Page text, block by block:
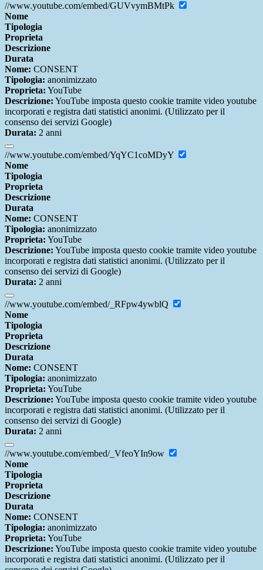
//www.youtube.com/embed/GUVvymBMtPk
Nome
Tipologia
Proprieta
Descrizione
Durata
Nome: CONSENT
Tipologia: anonimizzato
Proprieta: YouTube
Descrizione: YouTube imposta questo cookie tramite video youtube
incorporati e registra dati statistici anonimi. (Utilizzato per il
consenso dei servizi Google)
Durata: 2 anni
//www.youtube.com/embed/YqYC1coMDyY
Nome
Tipologia
Proprieta
Descrizione
Durata
Nome: CONSENT
Tipologia: anonimizzato
Proprieta: YouTube
Descrizione: YouTube imposta questo cookie tramite video youtube
incorporati e registra dati statistici anonimi. (Utilizzato per il
consenso dei servizi di Google)
Durata: 2 anni
//www.youtube.com/embed/_RFpw4ywblQ
Nome
Tipologia
Proprieta
Descrizione
Durata
Nome: CONSENT
Tipologia: anonimizzato
Proprieta: YouTube
Descrizione: YouTube imposta questo cookie tramite video youtube
incorporati e registra dati statistici anonimi. (Utilizzato per il
consenso dei servizi di Google)
Durata: 2 anni
//www.youtube.com/embed/_VfeoYIn9ow
Nome
Tipologia
Proprieta
Descrizione
Durata
Nome: CONSENT
Tipologia: anonimizzato
Proprieta: YouTube
Descrizione: YouTube imposta questo cookie tramite video youtube
incorporati e registra dati statistici anonimi. (Utilizzato per il